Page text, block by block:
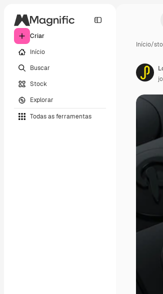
Criar
Início
Buscar
Stock
Explorar
Todas as ferramentas
Início/